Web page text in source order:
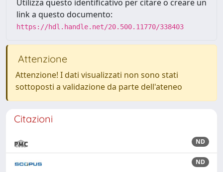
Utilizza questo identificativo per citare o creare un
link a questo documento:
https://hdl.handle.net/20.500.11770/338403
Attenzione
Attenzione! I dati visualizzati non sono stati
sottoposti a validazione da parte dell'ateneo
Citazioni
ND
ND